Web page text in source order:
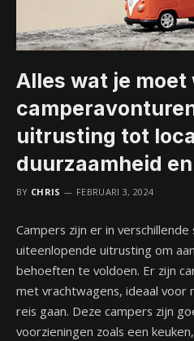
Alles wat je moet
uitrusting tot
duurzaamheid
BY CHRIS FEBRUARI 3, 2024
Campers zijn er in
uiteenlopende uitrusting om
behoeften te voldoen. Er zijn
met vrachtwagens, ideaal voor
reis gaan. Deze campers zijn
voorzieningen zoals een